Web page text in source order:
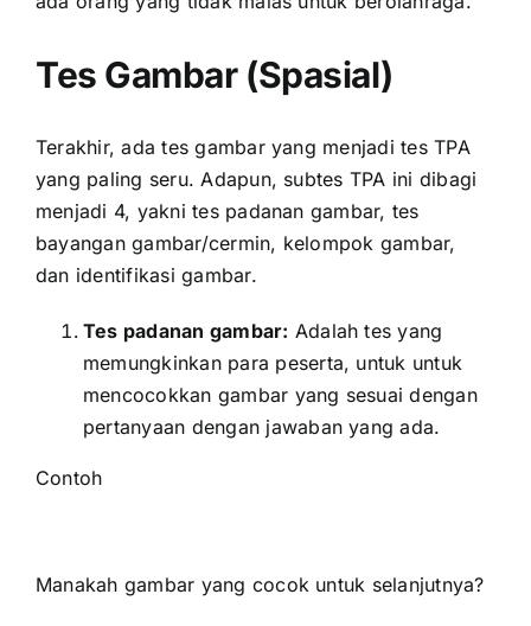
Tes Gambar (Spasial)
Terakhir, ada tes gambar yang menjadi tes TPA
yang paling seru. Adapun, subtes TPA ini dibagi
menjadi 4, yakni tes padanan gambar, tes
bayangan gambar/cermin, kelompok gambar,
dan identifikasi gambar.
Tes padanan gambar: Adalah tes yang
memungkinkan para peserta, untuk untuk
mencocokkan gambar yang sesuai dengan
pertanyaan dengan jawaban yang ada.
Contoh
Manakah gambar yang cocok untuk selanjutnya?